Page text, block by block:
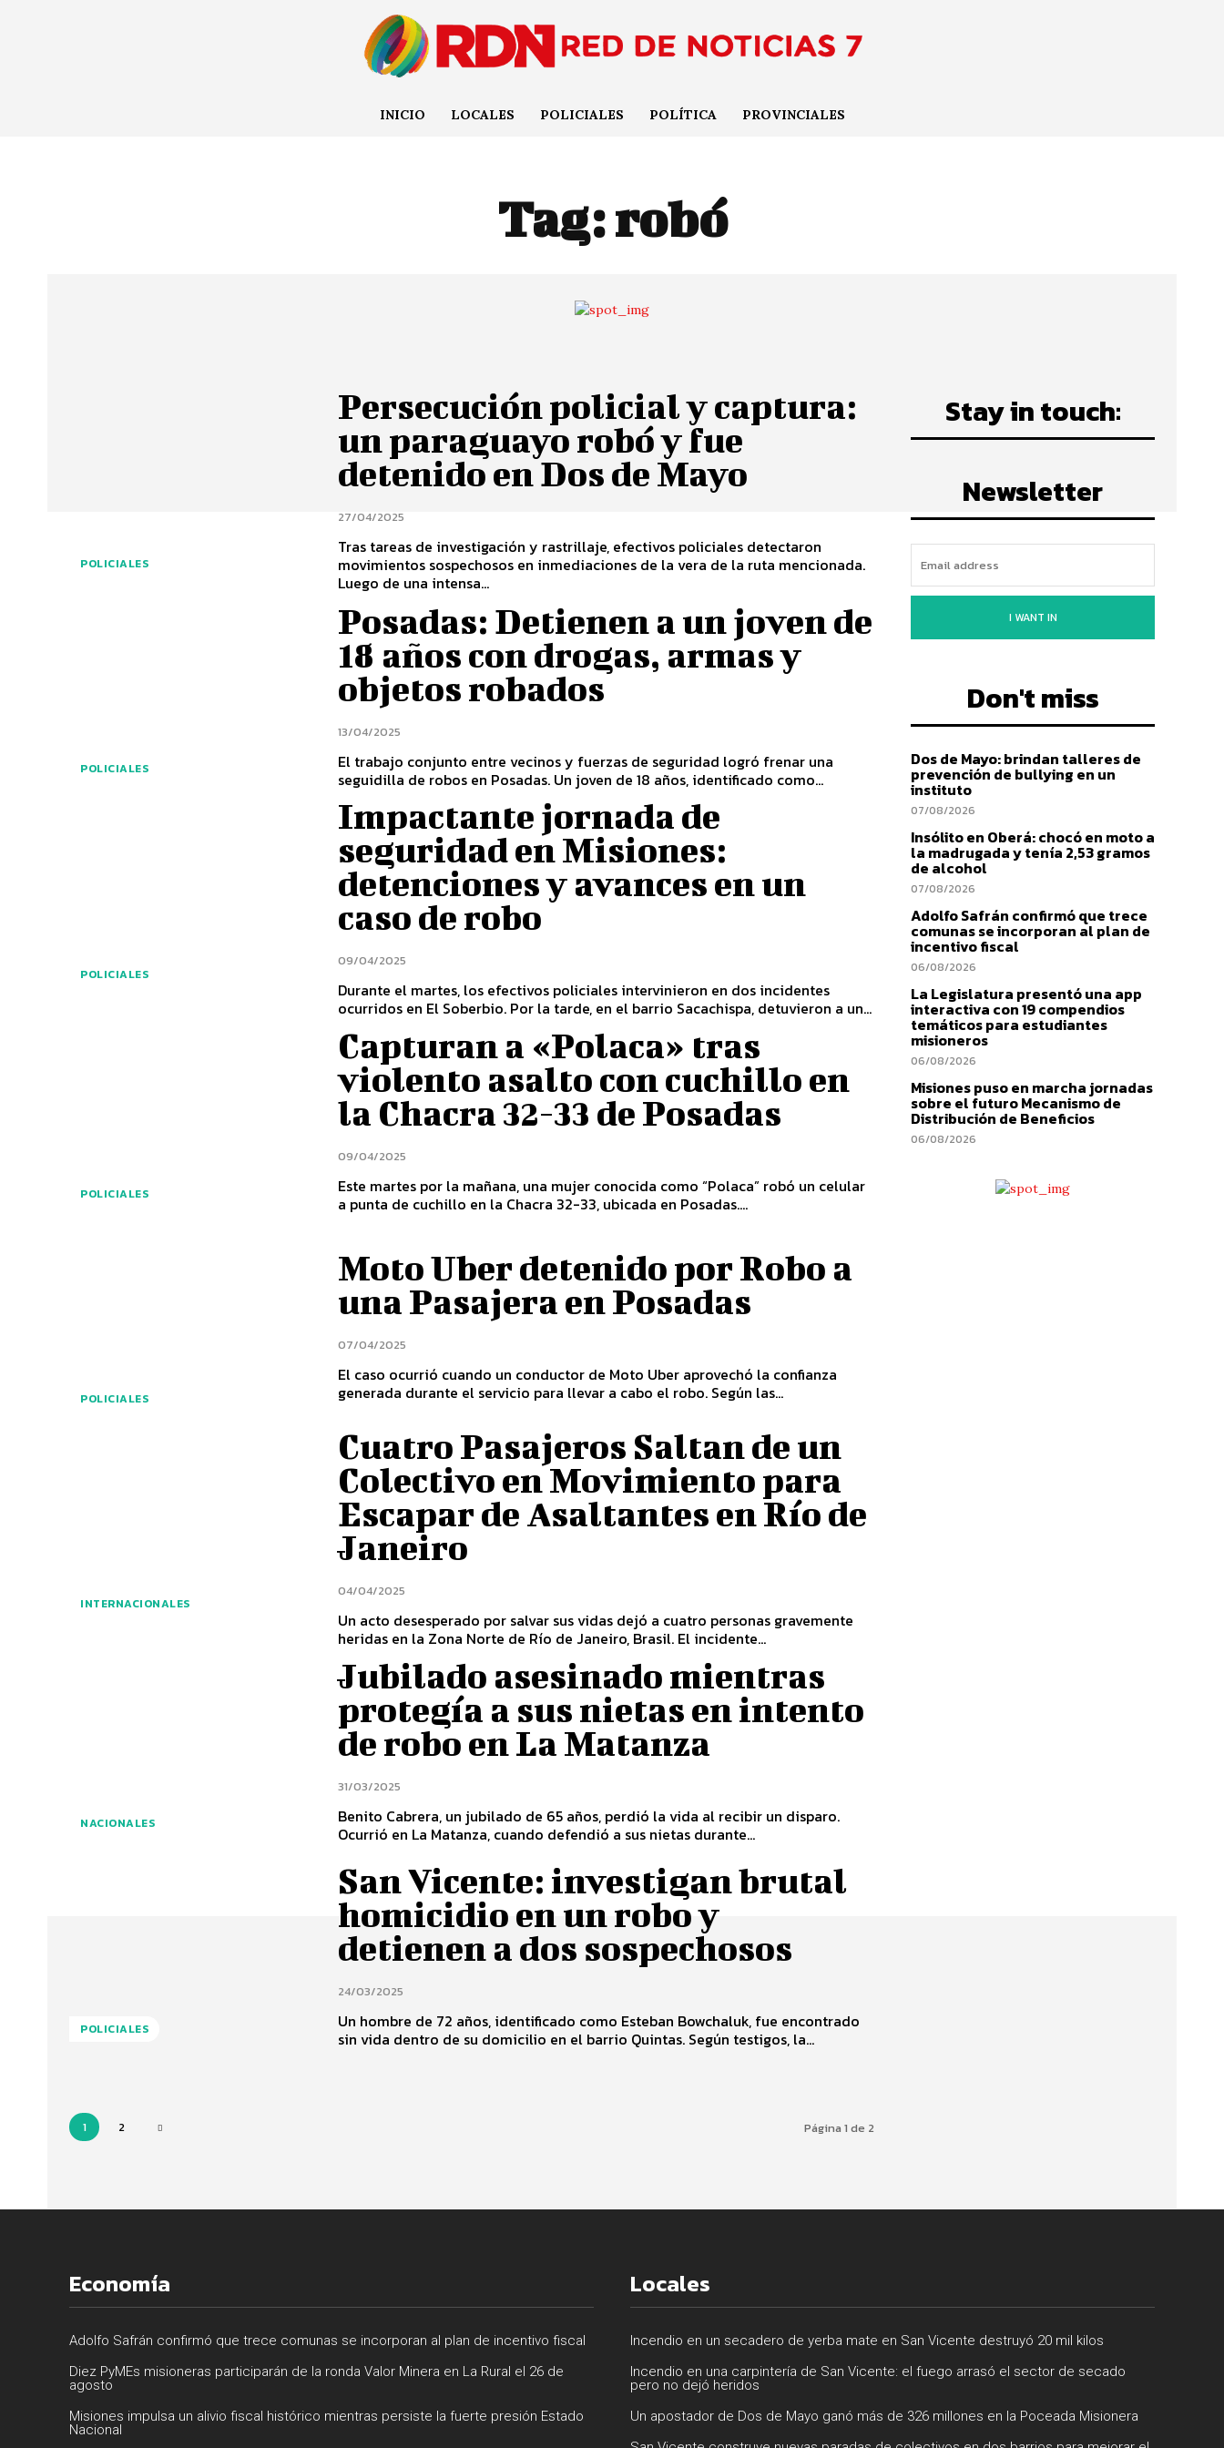
INICIO LOCALES POLICIALES POLÍTICA PROVINCIALES
Tag:robó
POLICIALES
Persecución policial y captura:
un paraguayo robó y fue
detenido en Dos de Mayo
27/04/2025
Tras tareas de investigación y rastrillaje, efectivos policiales detectaron
movimientos sospechosos en inmediaciones de la vera de la ruta mencionada.
Luego de una intensa...
POLICIALES
Posadas: Detienen a un joven de
18 años con drogas, armas y
objetos robados
13/04/2025
El trabajo conjunto entre vecinos y fuerzas de seguridad logró frenar una
seguidilla de robos en Posadas. Un joven de 18 años, identificado como...
POLICIALES
Impactante jornada de
seguridad en Misiones:
detenciones y avances en un
caso de robo
09/04/2025
Durante el martes, los efectivos policiales intervinieron en dos incidentes
ocurridos en El Soberbio. Por la tarde, en el barrio Sacachispa, detuvieron a un...
POLICIALES
Capturan a «Polaca» tras
violento asalto con cuchillo en
la Chacra 32-33 de Posadas
09/04/2025
Este martes por la mañana, una mujer conocida como “Polaca” robó un celular
a punta de cuchillo en la Chacra 32-33, ubicada en Posadas....
POLICIALES
Moto Uber detenido por Robo a
una Pasajera en Posadas
07/04/2025
El caso ocurrió cuando un conductor de Moto Uber aprovechó la confianza
generada durante el servicio para llevar a cabo el robo. Según las...
INTERNACIONALES
Cuatro Pasajeros Saltan de un
Colectivo en Movimiento para
Escapar de Asaltantes en Río de
Janeiro
04/04/2025
Un acto desesperado por salvar sus vidas dejó a cuatro personas gravemente
heridas en la Zona Norte de Río de Janeiro, Brasil. El incidente...
NACIONALES
Jubilado asesinado mientras
protegía a sus nietas en intento
de robo en La Matanza
31/03/2025
Benito Cabrera, un jubilado de 65 años, perdió la vida al recibir un disparo.
Ocurrió en La Matanza, cuando defendió a sus nietas durante...
POLICIALES
San Vicente: investigan brutal
homicidio en un robo y
detienen a dos sospechosos
24/03/2025
Un hombre de 72 años, identificado como Esteban Bowchaluk, fue encontrado
sin vida dentro de su domicilio en el barrio Quintas. Según testigos, la...
1 2 Página 1 de 2
Stay in touch:
Newsletter
I WANT IN
Don't miss
Dos de Mayo: brindan talleres de
prevención de bullying en un
instituto
07/08/2026
Insólito en Oberá: chocó en moto a
la madrugada y tenía 2,53 gramos
de alcohol
07/08/2026
Adolfo Safrán confirmó que trece
comunas se incorporan al plan de
incentivo fiscal
06/08/2026
La Legislatura presentó una app
interactiva con 19 compendios
temáticos para estudiantes
misioneros
06/08/2026
Misiones puso en marcha jornadas
sobre el futuro Mecanismo de
Distribución de Beneficios
06/08/2026
Economía
Adolfo Safrán confirmó que trece comunas se incorporan al plan de incentivo fiscal
Diez PyMEs misioneras participarán de la ronda Valor Minera en La Rural el 26 de
agosto
Misiones impulsa un alivio fiscal histórico mientras persiste la fuerte presión Estado
Nacional
Locales
Incendio en un secadero de yerba mate en San Vicente destruyó 20 mil kilos
Incendio en una carpintería de San Vicente: el fuego arrasó el sector de secado
pero no dejó heridos
Un apostador de Dos de Mayo ganó más de 326 millones en la Poceada Misionera